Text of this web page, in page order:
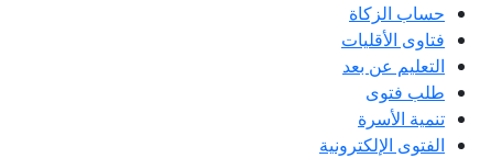
حساب الزكاة
فتاوى الأقليات
التعليم عن بعد
طلب فتوى
تنمية الأسرة
الفتوى الإلكترونية